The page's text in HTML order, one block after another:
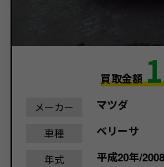
買取金額
メーカー マツダ
車種 ベリーサ
年式 平成20年/